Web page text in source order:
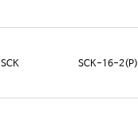
SCK SCK-16-2(P)